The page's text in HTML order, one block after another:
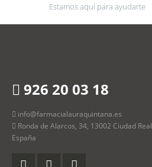
Estamos aquí para ayudarte
926 20 03 18
info@farmacialauraquintana.es
Ronda de Alarcos, 34, 13002 Ciudad Real
España